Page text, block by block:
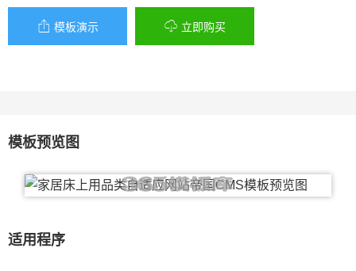
 模板演示  立即购买
模板预览图
适用程序